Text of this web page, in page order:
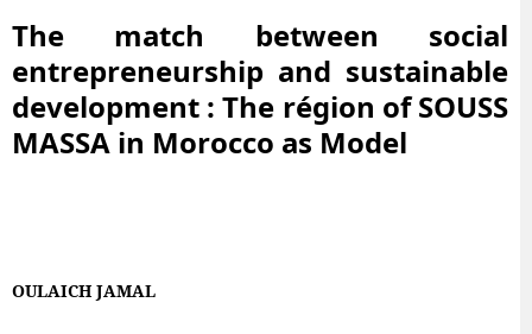
The match between social
entrepreneurship and sustainable
development : The région of SOUSS
MASSA in Morocco as Model
OULAICH JAMAL